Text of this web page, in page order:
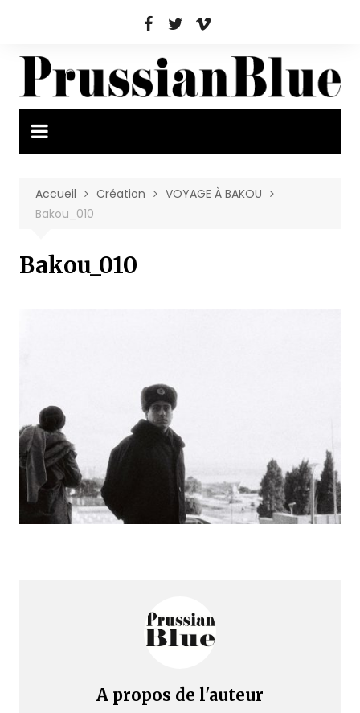
Accueil Création
VOYAGE À BAKOU
Bakou_010
Bakou_010
A propos de l'auteur